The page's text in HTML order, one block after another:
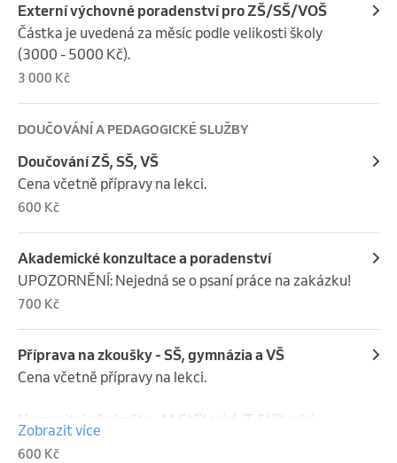
Externí výchovné poradenství pro ZŠ/SŠ/VOŠ
Částka je uvedená za měsíc podle velikosti školy
(3000 - 5000 Kč).
3 000 Kč
DOUČOVÁNÍ A PEDAGOGICKÉ SLUŽBY
Doučování ZŠ, SŠ, VŠ
Cena včetně přípravy na lekci.
600 Kč
Akademické konzultace a poradenství
UPOZORNĚNÍ: Nejedná se o psaní práce na zakázku!
700 Kč
Příprava na zkoušky - SŠ, gymnázia a VŠ
Cena včetně přípravy na lekci.
Humanitní předměty - M. Stříteská, T. Stříteský
Technické předměty - T. Krajňák
Zobrazit více
600 Kč